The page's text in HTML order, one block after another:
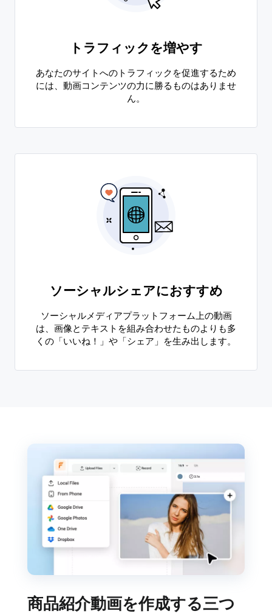
トラフィックを増やす
あなたのサイトへのトラフィックを促進するため
には、動画コンテンツの力に勝るものはありませ
ん。
ソーシャルシェアにおすすめ
ソーシャルメディアプラットフォーム上の動画
は、画像とテキストを組み合わせたものよりも多
くの「いいね！」や「シェア」を生み出します。
商品紹介動画を作成する三つ